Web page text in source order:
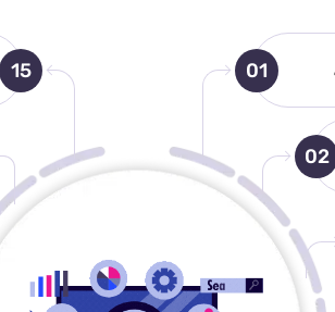
01
02
15